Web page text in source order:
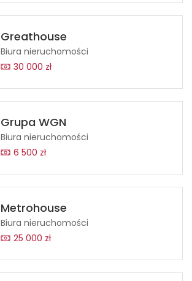
Greathouse
Biura nieruchomości
30 000 zł
Grupa WGN
Biura nieruchomości
6 500 zł
Metrohouse
Biura nieruchomości
25 000 zł